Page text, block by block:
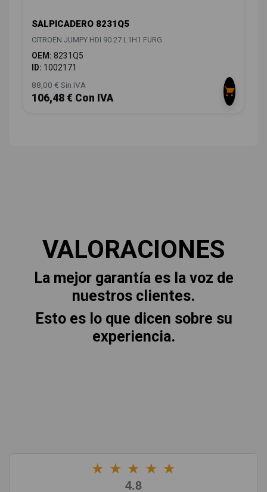
SALPICADERO 8231Q5
CITROËN JUMPY HDI 90 27 L1H1 FURG.
OEM: 8231Q5
ID: 1002171
88,00 € Sin IVA
106,48 € Con IVA
VALORACIONES
La mejor garantía es la voz de
nuestros clientes.
Esto es lo que dicen sobre su
experiencia.
★ ★ ★ ★ ★
4.8